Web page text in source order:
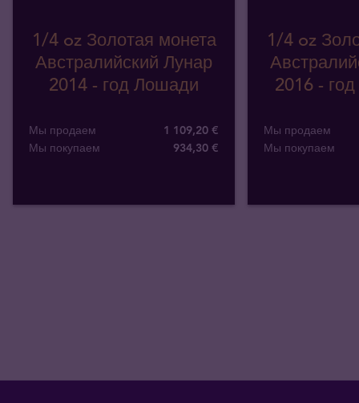
1/4 oz Золотая монета
Австралийский Лунар
2014 - год Лошади
Мы продаем
1 109,20 €
Мы покупаем
934,30 €
1/4 oz
2016 -
Мы продаем
Мы покупаем